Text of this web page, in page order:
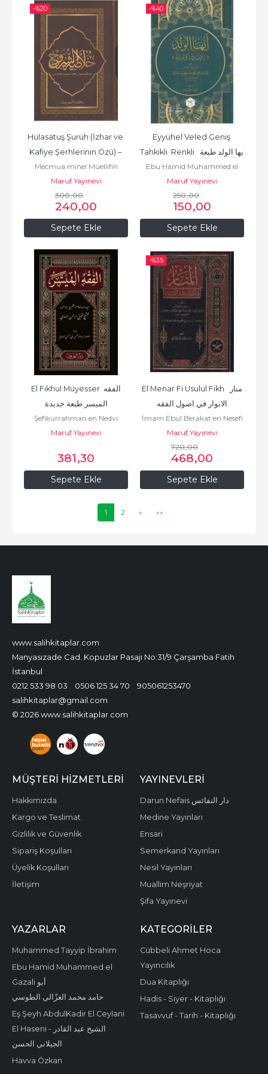
-%20
Sepete Ekle
Hulasatuş Şuruh (İzhar ve
Kafiye Şerhlerinin Özü) –
خلاصة الشروح
Mecmua minel Müellifin
مجموعة من المؤلفين
Maruf Yayınevi
300,00
240,00
-%40
Sepete Ekle
Eyyühel Veled Geniş
Tahkikli  Renkli  أيها الولد طبعة
جديدة
Ebu Hamid Muhammed el
Gazali أبو
حامد محمد الغزّالي الطوسي
Maruf Yayınevi
250,00
150,00
Sepete Ekle
El Fıkhul Müyesser الفقه
الميسر طبعة جديدة
Şefikurrahman en Nedvi
Maruf Yayınevi
381,30
-%35
Sepete Ekle
El Menar Fi Usulul Fıkh  منار
الانوار في اصول الفقه
İmam Ebul Berakat en Nesefi
الإمام أبو البركات النسفي
Maruf Yayınevi
720,00
468,00
1 2 » »»
www.salihkitaplar.com
Manyasızade Cad. Kopuzlar Pasajı No:31/9 Çarşamba Fatih
İstanbul
0212 533 98 03
0506 125 34 70
905061253470
salihkitaplar@gmail.com
© 2026 www.salihkitaplar.com
MÜŞTERI HIZMETLERI
Hakkımızda
Kargo ve Teslimat
Gizlilik ve Güvenlik
Sipariş Koşulları
Üyelik Koşulları
İletişim
YAYINEVLERI
Darun Nefais دار النفائس
Medine Yayınları
Ensari
Semerkand Yayınları
Nesil Yayınları
Muallim Neşriyat
Şifa Yayınevi
YAZARLAR
Muhammed Tayyip İbrahim
Ebu Hamid Muhammed el
Gazali أبو
حامد محمد الغزّالي الطوسي
Eş Şeyh AbdulKadir El Ceylani
El Haseni - الشيخ عبد القادر
الجيلاني الحسن
Havva Özkan
KATEGORILER
Cübbeli Ahmet Hoca
Yayıncılık
Dua Kitaplığı
Hadis - Siyer - Kitaplığı
Tasavvuf - Tarih - Kitaplığı